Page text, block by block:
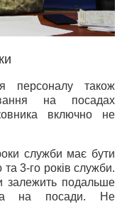
персоналу також
на посадах
включно не
служби має бути
та 3-го років служби.
залежить подальше
на посади. Не